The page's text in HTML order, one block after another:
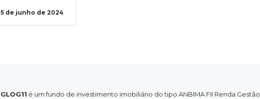
5 de junho de 2024
GLOG11 é um fundo de investimento imobiliário do tipo ANBIMA FII Renda Gestão